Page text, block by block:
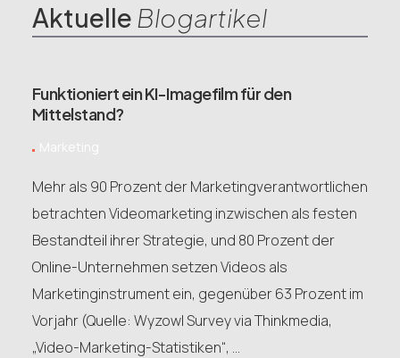
Aktuelle Blogartikel
Funktioniert ein KI-Imagefilm für den
Mittelstand?
Marketing
Mehr als 90 Prozent der Marketingverantwortlichen
betrachten Videomarketing inzwischen als festen
Bestandteil ihrer Strategie, und 80 Prozent der
Online-Unternehmen setzen Videos als
Marketinginstrument ein, gegenüber 63 Prozent im
Vorjahr (Quelle: Wyzowl Survey via Thinkmedia,
„Video-Marketing-Statistiken“, ...